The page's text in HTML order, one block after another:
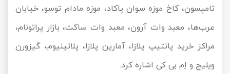
تامپسون، کاخ موزه سوان پاکاد، موزه مادام توسو، خیابان
عرب‌ها، معبد وات آرون، معبد وات ساکت، بازار پراتونام،
مراکز خرید پانتیپ پلازا، آمارین پلازا، پلاتینیوم، گیزورن
ویلیج و اِم بی کی اشاره کرد.